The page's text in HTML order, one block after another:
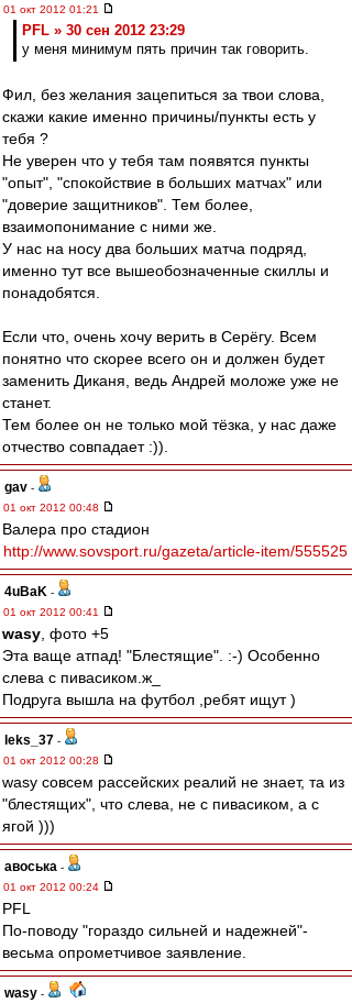
01 окт 2012 01:21
PFL » 30 сен 2012 23:29
у меня минимум пять причин так говорить.
Фил, без желания зацепиться за твои слова,
скажи какие именно причины/пункты есть у
тебя ?
Не уверен что у тебя там появятся пункты
"опыт", "спокойствие в больших матчах" или
"доверие защитников". Тем более,
взаимопонимание с ними же.
У нас на носу два больших матча подряд,
именно тут все вышеобозначенные скиллы и
понадобятся.
Если что, очень хочу верить в Серёгу. Всем
понятно что скорее всего он и должен будет
заменить Диканя, ведь Андрей моложе уже не
станет.
Тем более он не только мой тёзка, у нас даже
отчество совпадает :)).
gav -
01 окт 2012 00:48
Валера про стадион
http://www.sovsport.ru/gazeta/article-item/555525
4uBaK -
01 окт 2012 00:41
wasy , фото +5
Эта ваще атпад! "Блестящие". :-) Особенно
слева с пивасиком.ж_
Подруга вышла на футбол ,ребят ищут )
leks_37 -
01 окт 2012 00:28
wasy совсем рассейских реалий не знает, та из
"блестящих", что слева, не с пивасиком, а с
ягой )))
авоська -
01 окт 2012 00:24
PFL
По-поводу "гораздо сильней и надежней"-
весьма опрометчивое заявление.
wasy -